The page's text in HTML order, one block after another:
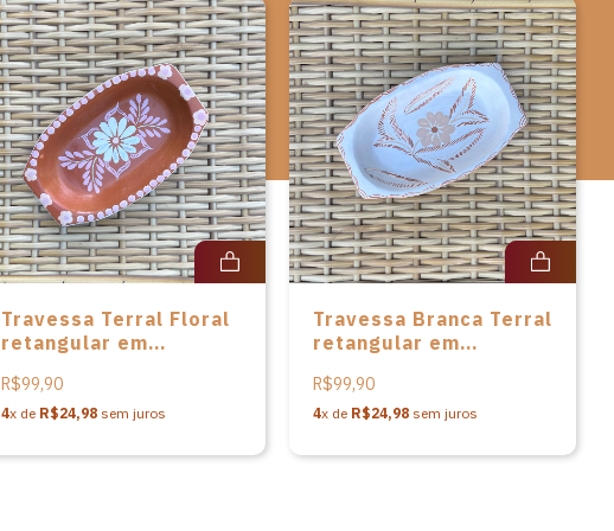
Travessa Terral Floral
retangular em
R$99,90
4x de R$24,98 sem juros
Travessa Branca Terral
retangular em
R$99,90
4x de R$24,98sem juros